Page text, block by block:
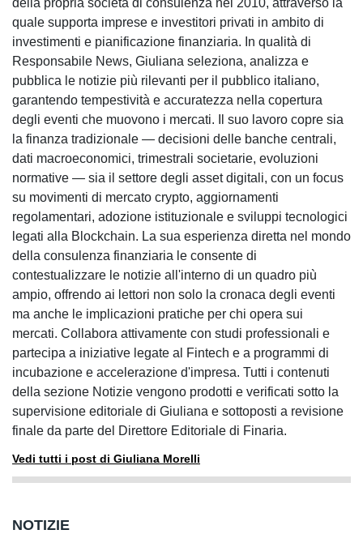
della propria società di consulenza nel 2010, attraverso la
quale supporta imprese e investitori privati in ambito di
investimenti e pianificazione finanziaria. In qualità di
Responsabile News, Giuliana seleziona, analizza e
pubblica le notizie più rilevanti per il pubblico italiano,
garantendo tempestività e accuratezza nella copertura
degli eventi che muovono i mercati. Il suo lavoro copre sia
la finanza tradizionale — decisioni delle banche centrali,
dati macroeconomici, trimestrali societarie, evoluzioni
normative — sia il settore degli asset digitali, con un focus
su movimenti di mercato crypto, aggiornamenti
regolamentari, adozione istituzionale e sviluppi tecnologici
legati alla Blockchain. La sua esperienza diretta nel mondo
della consulenza finanziaria le consente di
contestualizzare le notizie all'interno di un quadro più
ampio, offrendo ai lettori non solo la cronaca degli eventi
ma anche le implicazioni pratiche per chi opera sui
mercati. Collabora attivamente con studi professionali e
partecipa a iniziative legate al Fintech e a programmi di
incubazione e accelerazione d'impresa. Tutti i contenuti
della sezione Notizie vengono prodotti e verificati sotto la
supervisione editoriale di Giuliana e sottoposti a revisione
finale da parte del Direttore Editoriale di Finaria.
Vedi tutti i post di Giuliana Morelli
NOTIZIE